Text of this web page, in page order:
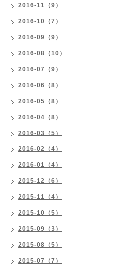
2016-11（9）
2016-10（7）
2016-09（9）
2016-08（10）
2016-07（9）
2016-06（8）
2016-05（8）
2016-04（8）
2016-03（5）
2016-02（4）
2016-01（4）
2015-12（6）
2015-11（4）
2015-10（5）
2015-09（3）
2015-08（5）
2015-07（7）